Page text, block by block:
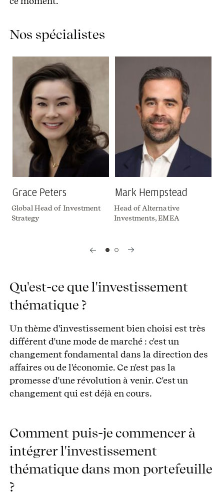
Nos spécialistes
Grace Peters
Global Head of Investment
Strategy
Mark Hempstead
Head of Alternative
Investments, EMEA
Previous slideNext slide
Qu'est-ce que l'investissement
thématique ?
Un thème d'investissement bien choisi est très
différent d'une mode de marché : c'est un
changement fondamental dans la direction des
affaires ou de l'économie. Ce n'est pas la
promesse d'une révolution à venir. C'est un
changement qui est déjà en cours.
Comment puis-je commencer à
intégrer l'investissement
thématique dans mon portefeuille
?